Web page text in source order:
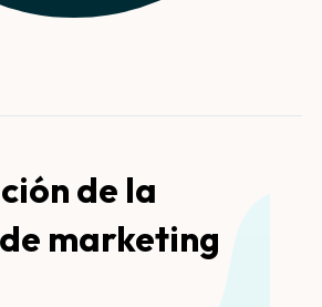
de la
marketing